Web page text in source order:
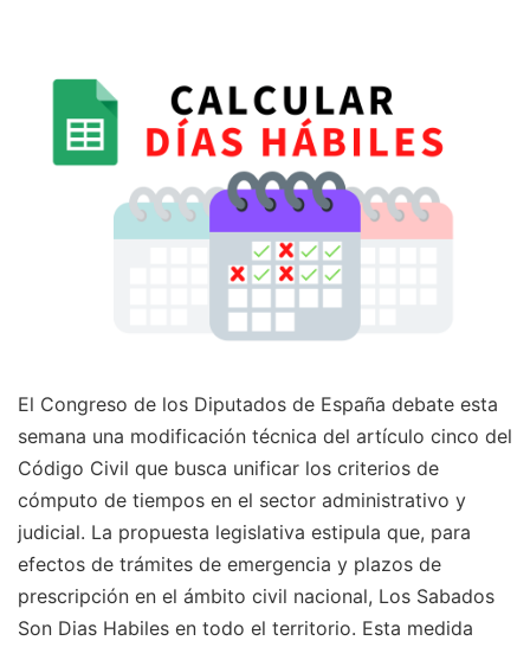
El Congreso de los Diputados de España debate esta
semana una modificación técnica del artículo cinco del
Código Civil que busca unificar los criterios de
cómputo de tiempos en el sector administrativo y
judicial. La propuesta legislativa estipula que, para
efectos de trámites de emergencia y plazos de
prescripción en el ámbito civil nacional, Los Sabados
Son Dias Habiles en todo el territorio. Esta medida